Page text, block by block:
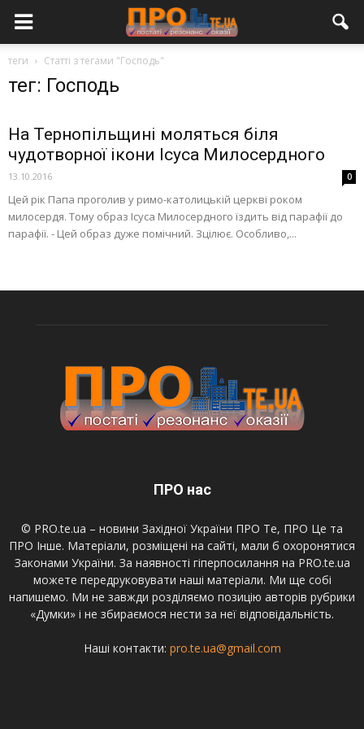
теги Статті з тегами "Господь"
тег: Господь
На Тернопільщині моляться біля
чудотворної ікони Ісуса Милосердного
13.10.2016 0
Цей рік Папа проголив у римо-католицькій церкві роком
милосердя. Тому образ Ісуса Милосердного їздить від парафії до
парафії. - Цей образ дуже помічний. Зцілює. Особливо,...
ПРО нас
© PRO.te.ua – новини Західної України ПРО Те, ПРО Це та
ПРО Інше. Матеріали, розміщені на сайті, мали б охоронятися
Законами України. За наявності гіперпосилання на PRO.te.ua
можете передруковувати наші матеріали. Ми ще собі
напишемо. Ми не завжди розділяємо позицію авторів рубрики
«Думки» і не збираємося нести за неї відповідальність.
Наші контакти: pro.te.ua@gmail.com